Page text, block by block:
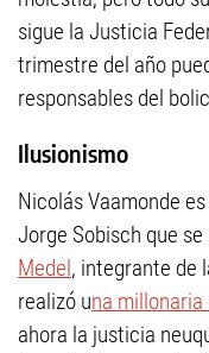
sigue la Justicia
trimestre del año
responsables del
Ilusionismo
Nicolás Vaamonde
Jorge Sobisch que
Medel, integrante de
realizó una
ahora la justicia